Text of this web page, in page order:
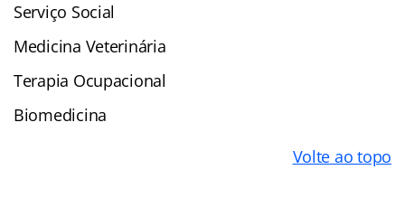
Serviço Social
Medicina Veterinária
Terapia Ocupacional
Biomedicina
Volte ao topo